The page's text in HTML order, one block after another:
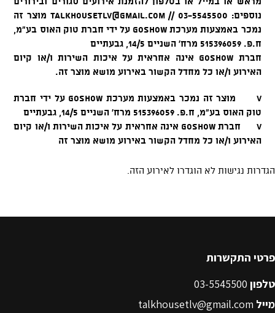
פרטי התקשרות
טלפון
מייל talkhousetlv@gmail.com